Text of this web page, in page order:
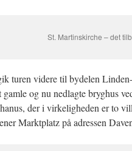
St. Martinskirche – det
turen videre til bydelen
gamle og nu nedlagte bryghus
der i virkeligheden er to
Marktplatz på adressen